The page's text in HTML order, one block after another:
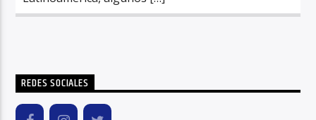
REDES SOCIALES